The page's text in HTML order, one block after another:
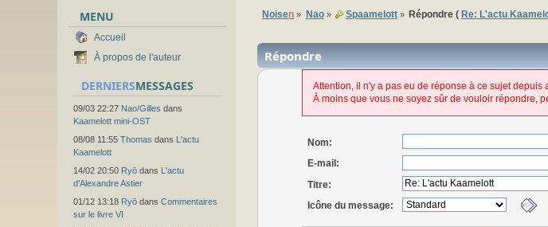
MENU
Accueil
À propos de l'auteur
DERNIERSMESSAGES
09/03 22:27 Nao/Gilles dans
Kaamelott mini-OST
08/08 11:55 Thomas dans L'actu
Kaamelott
14/02 20:50 Ryō dans L'actu
d'Alexandre Astier
01/12 13:18 Ryō dans Commentaires
sur le livre VI
Noisen » Nao» Spaamelott» Répondre ( Re: L'actu
Répondre
Attention, il n'y a pas eu de réponse à ce sujet depuis
À moins que vous ne soyez sûr de vouloir répondre,
Nom:
E-mail:
Titre:
Icône du message: